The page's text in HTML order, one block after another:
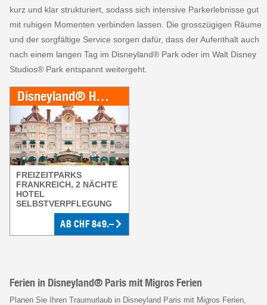
kurz und klar strukturiert, sodass sich intensive Parkerlebnisse gut
mit ruhigen Momenten verbinden lassen. Die grosszügigen Räume
und der sorgfältige Service sorgen dafür, dass der Aufenthalt auch
nach einem langen Tag im Disneyland® Park oder im Walt Disney
Studios® Park entspannt weitergeht.
Disneyland® Hotel - inkl. Parkeintritt
FREIZEITPARKS
FRANKREICH, 2 NÄCHTE
HOTEL
SELBSTVERPFLEGUNG
AB CHF 849.–
Ferien in Disneyland® Paris mit Migros Ferien
Planen Sie Ihren Traumurlaub in Disneyland Paris mit Migros Ferien,